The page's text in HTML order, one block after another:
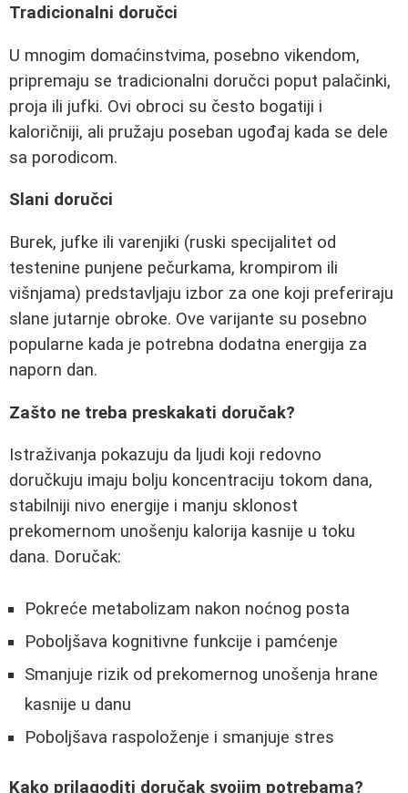
Tradicionalni doručci
U mnogim domaćinstvima, posebno vikendom,
pripremaju se tradicionalni doručci poput palačinki,
proja ili jufki. Ovi obroci su često bogatiji i
kaloričniji, ali pružaju poseban ugođaj kada se dele
sa porodicom.
Slani doručci
Burek, jufke ili varenjiki (ruski specijalitet od
testenine punjene pečurkama, krompirom ili
višnjama) predstavljaju izbor za one koji preferiraju
slane jutarnje obroke. Ove varijante su posebno
popularne kada je potrebna dodatna energija za
naporn dan.
Zašto ne treba preskakati doručak?
Istraživanja pokazuju da ljudi koji redovno
doručkuju imaju bolju koncentraciju tokom dana,
stabilniji nivo energije i manju sklonost
prekomernom unošenju kalorija kasnije u toku
dana. Doručak:
Pokreće metabolizam nakon noćnog posta
Poboljšava kognitivne funkcije i pamćenje
Smanjuje rizik od prekomernog unošenja hrane
kasnije u danu
Poboljšava raspoloženje i smanjuje stres
Kako prilagoditi doručak svojim potrebama?